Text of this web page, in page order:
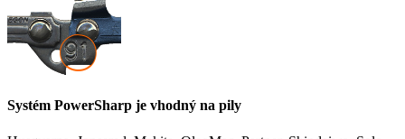
Systém PowerSharp je vhodný na pily